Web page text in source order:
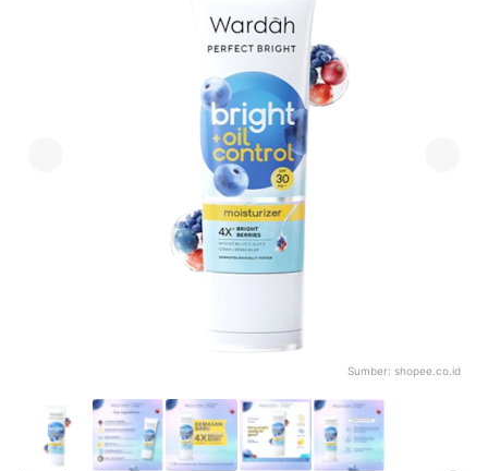
Sumber: shopee.co.id